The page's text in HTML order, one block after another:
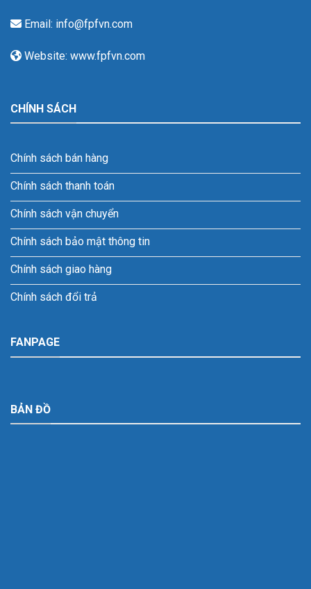
Email: info@fpfvn.com
Website: www.fpfvn.com
CHÍNH SÁCH
Chính sách bán hàng
Chính sách thanh toán
Chính sách vận chuyển
Chính sách bảo mật thông tin
Chính sách giao hàng
Chính sách đổi trả
FANPAGE
BẢN ĐỒ